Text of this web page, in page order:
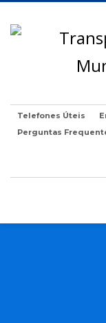
Telefones Úteis
Perguntas